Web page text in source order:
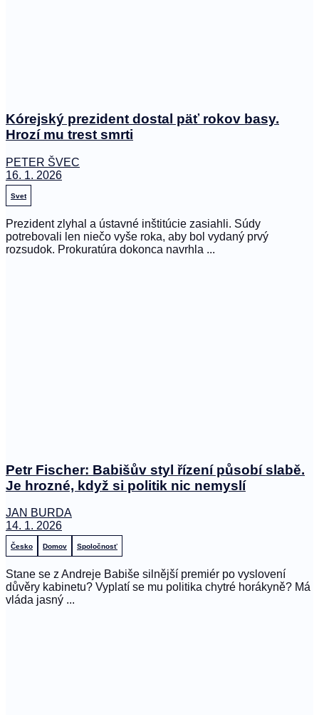
Kórejský prezident dostal päť rokov basy.
Hrozí mu trest smrti
PETER ŠVEC
16. 1. 2026
Svet
Prezident zlyhal a ústavné inštitúcie zasiahli. Súdy
potrebovali len niečo vyše roka, aby bol vydaný prvý
rozsudok. Prokuratúra dokonca navrhla ...
Petr Fischer: Babišův styl řízení působí slabě.
Je hrozné, když si politik nic nemyslí
JAN BURDA
14. 1. 2026
Česko Domov Spoločnosť
Stane se z Andreje Babiše silnější premiér po vyslovení
důvěry kabinetu? Vyplatí se mu politika chytré horákyně? Má
vláda jasný ...